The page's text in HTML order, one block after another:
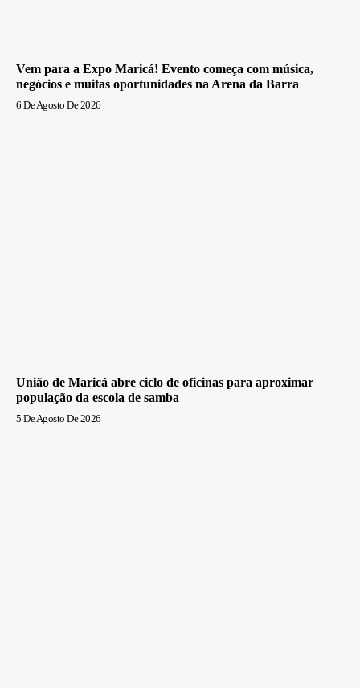
Vem para a Expo Maricá! Evento começa com música,
negócios e muitas oportunidades na Arena da Barra
6 De Agosto De 2026
União de Maricá abre ciclo de oficinas para aproximar
população da escola de samba
5 De Agosto De 2026